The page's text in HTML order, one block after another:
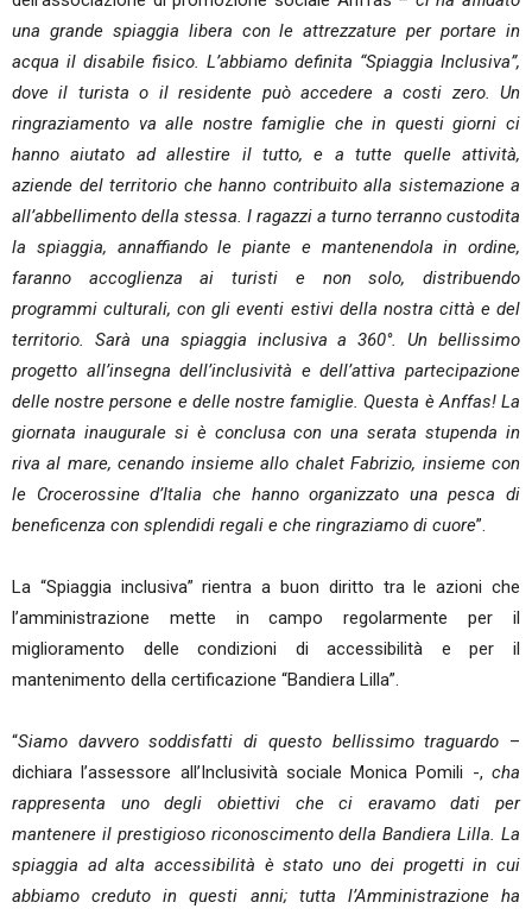
una grande spiaggia libera con le attrezzature per portare in
acqua il disabile fisico. L’abbiamo definita “Spiaggia Inclusiva”,
dove il turista o il residente può accedere a costi zero. Un
ringraziamento va alle nostre famiglie che in questi giorni ci
hanno aiutato ad allestire il tutto, e a tutte quelle attività,
aziende del territorio che hanno contribuito alla sistemazione a
all’abbellimento della stessa. I ragazzi a turno terranno custodita
la spiaggia, annaffiando le piante e mantenendola in ordine,
faranno accoglienza ai turisti e non solo, distribuendo
programmi culturali, con gli eventi estivi della nostra città e del
territorio. Sarà una spiaggia inclusiva a 360°. Un bellissimo
progetto all’insegna dell’inclusività e dell’attiva partecipazione
delle nostre persone e delle nostre famiglie. Questa è Anffas! La
giornata inaugurale si è conclusa con una serata stupenda in
riva al mare, cenando insieme allo chalet Fabrizio, insieme con
le Crocerossine d’Italia che hanno organizzato una pesca di
beneficenza con splendidi regali e che ringraziamo di cuore”.
La “Spiaggia inclusiva” rientra a buon diritto tra le azioni che
l’amministrazione mette in campo regolarmente per il
miglioramento delle condizioni di accessibilità e per il
mantenimento della certificazione “Bandiera Lilla”.
“Siamo davvero soddisfatti di questo bellissimo traguardo –
dichiara l’assessore all’Inclusività sociale Monica Pomili -, cha
rappresenta uno degli obiettivi che ci eravamo dati per
mantenere il prestigioso riconoscimento della Bandiera Lilla. La
spiaggia ad alta accessibilità è stato uno dei progetti in cui
abbiamo creduto in questi anni; tutta l’Amministrazione ha